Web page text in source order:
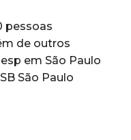
pessoas
de outros
em São Paulo
São Paulo